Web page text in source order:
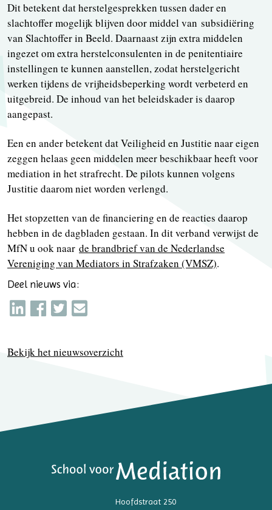
Dit betekent dat herstelgesprekken tussen dader en
slachtoffer mogelijk blijven door middel van subsidiëring
van Slachtoffer in Beeld. Daarnaast zijn extra middelen
ingezet om extra herstelconsulenten in de penitentiaire
instellingen te kunnen aanstellen, zodat herstelgericht
werken tijdens de vrijheidsbeperking wordt verbeterd en
uitgebreid. De inhoud van het beleidskader is daarop
aangepast.
Een en ander betekent dat Veiligheid en Justitie naar eigen
zeggen helaas geen middelen meer beschikbaar heeft voor
mediation in het strafrecht. De pilots kunnen volgens
Justitie daarom niet worden verlengd.
Het stopzetten van de financiering en de reacties daarop
hebben in de dagbladen gestaan. In dit verband verwijst de
MfN u ook naar de brandbrief van de Nederlandse
Vereniging van Mediators in Strafzaken (VMSZ).
Deel nieuws via:
Bekijk het nieuwsoverzicht
Hoofdstraat 250